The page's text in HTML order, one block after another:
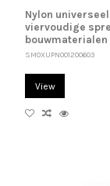
Nylon
viervoudige
bouwmaterialen
SM0XUPN001200603
View